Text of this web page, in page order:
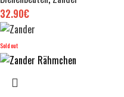
32.90€
Sold out